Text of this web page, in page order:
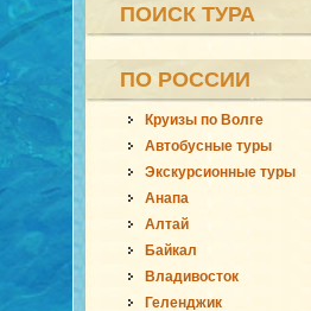
ПОИСК ТУРА
ПО РОССИИ
Круизы по Волге
Автобусные туры
Экскурсионные туры
Анапа
Алтай
Байкал
Владивосток
Геленджик